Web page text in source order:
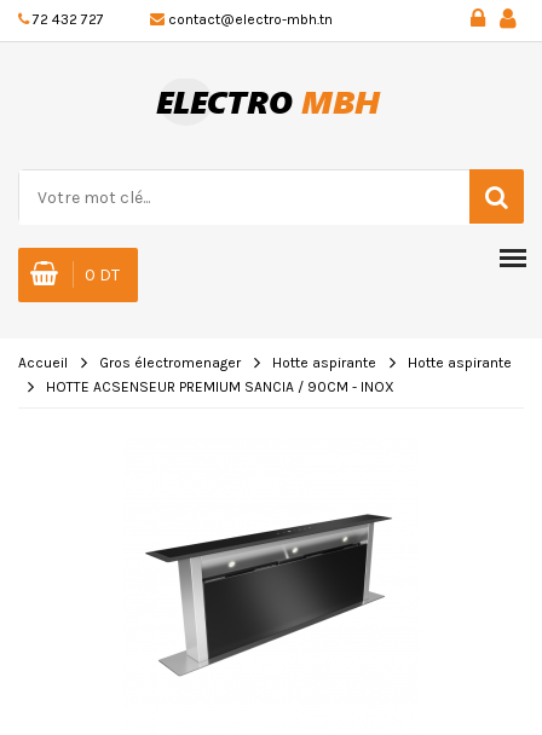
72 432 727 contact@electro-mbh.tn
0 DT
Accueil Gros électromenager Hotte aspirante
Hotte aspirante
HOTTE ACSENSEUR PREMIUM SANCIA / 90CM - INOX